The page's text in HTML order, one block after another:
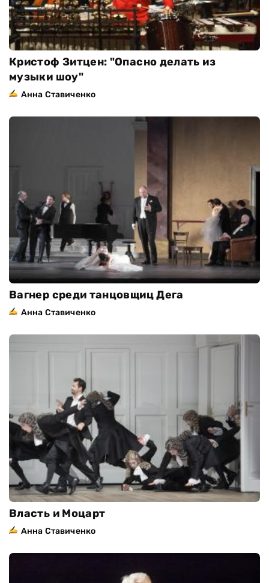
Кристоф Зитцен: "Опасно делать из
музыки шоу"
Анна Ставиченко
Вагнер среди танцовщиц Дега
Анна Ставиченко
Власть и Моцарт
Анна Ставиченко